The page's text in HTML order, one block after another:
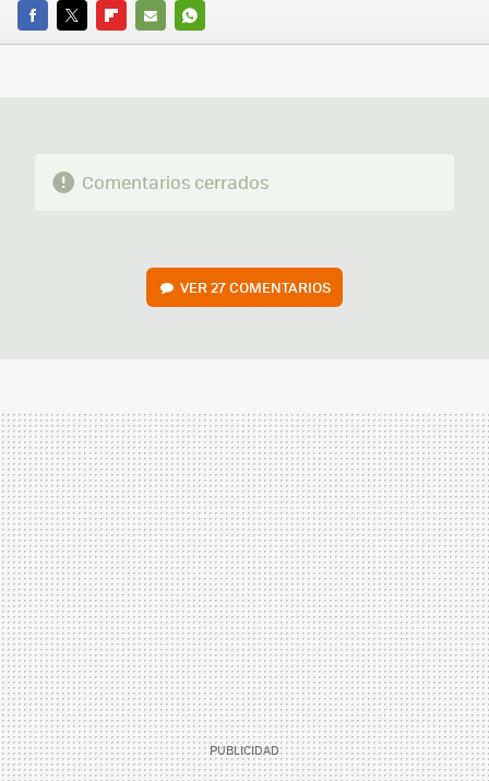
FACEBOOK
TWITTERFLIPBOARD
E-
WHATSAPP
Comentarios cerrados
VER27 COMENTARIOS